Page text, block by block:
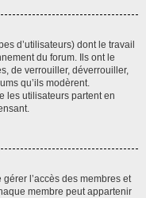
d’utilisateurs) dont le travail
du forum. Ils ont le
de verrouiller, déverrouiller,
qu’ils modèrent.
les utilisateurs partent en
l’accès des membres et
membre peut appartenir